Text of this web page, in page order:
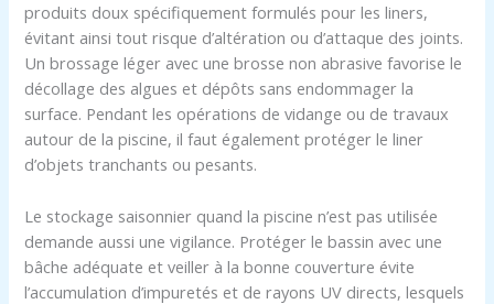
produits doux spécifiquement formulés pour les liners,
évitant ainsi tout risque d’altération ou d’attaque des joints.
Un brossage léger avec une brosse non abrasive favorise le
décollage des algues et dépôts sans endommager la
surface. Pendant les opérations de vidange ou de travaux
autour de la piscine, il faut également protéger le liner
d’objets tranchants ou pesants.
Le stockage saisonnier quand la piscine n’est pas utilisée
demande aussi une vigilance. Protéger le bassin avec une
bâche adéquate et veiller à la bonne couverture évite
l’accumulation d’impuretés et de rayons UV directs, lesquels